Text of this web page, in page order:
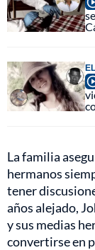
La familia
hermanos
tener
años alejado,
y sus medias
convertirse en